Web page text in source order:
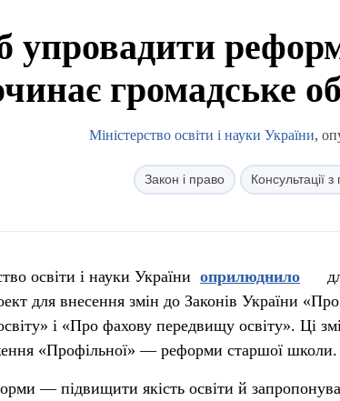
упровадити
громадське
Міністерство освіти і науки України,
Закон і право Консультації
освіти і науки України оприлюднило
для внесення змін до Законів України
і «Про фахову передвищу освіту». Ці
«Профільної» — реформи старшої школи.
— підвищити якість освіти й